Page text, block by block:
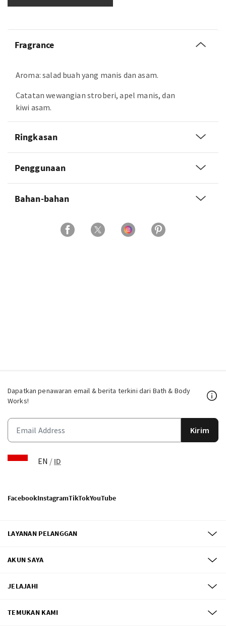
Fragrance
Aroma: salad buah yang manis dan asam.
Catatan wewangian stroberi, apel manis, dan
kiwi asam.
Ringkasan
Penggunaan
Bahan-bahan
Dapatkan penawaran email & berita terkini dari Bath & Body
Works!
Kirim
EN / ID
FacebookInstagramTikTokYouTube
LAYANAN PELANGGAN
AKUN SAYA
JELAJAHI
TEMUKAN KAMI